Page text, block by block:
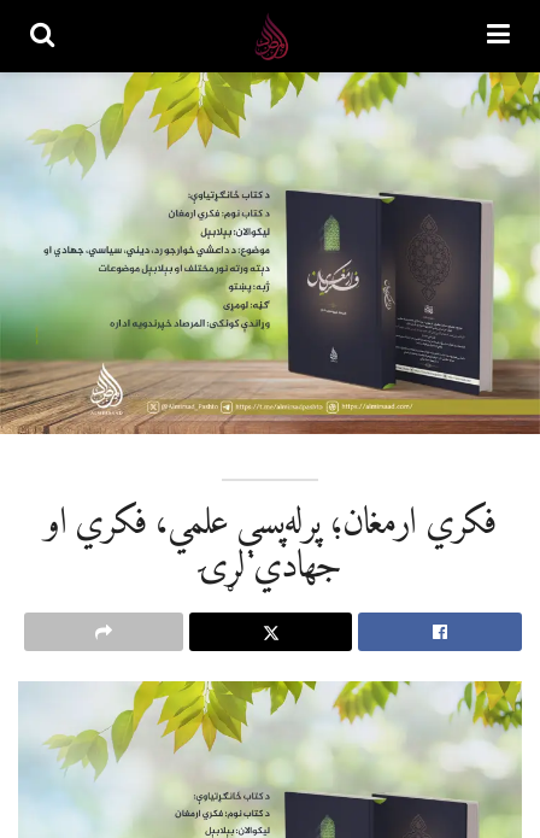
فکري ارمغان؛ پرله‌پسې علمي، فکري او
جهادي لړۍ